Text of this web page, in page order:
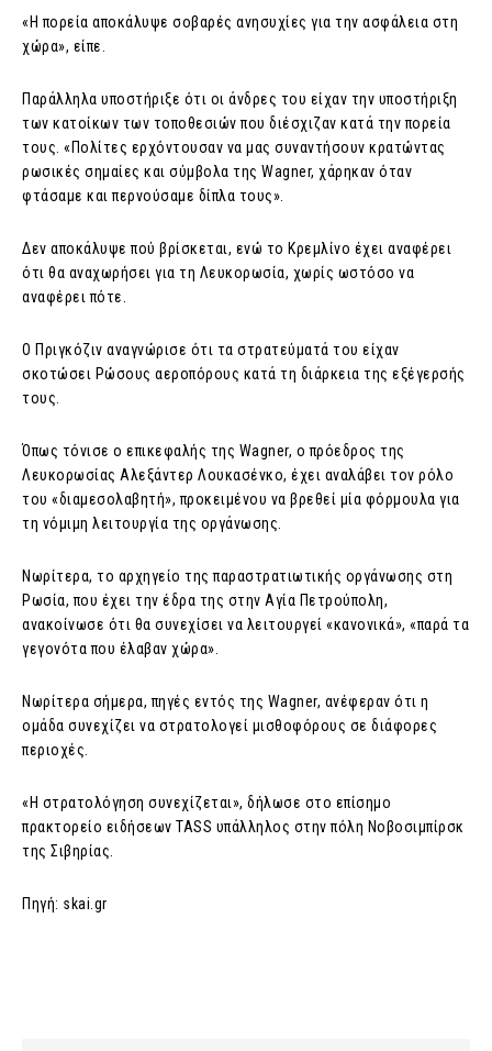
«Η πορεία αποκάλυψε σοβαρές ανησυχίες για την ασφάλεια στη
χώρα», είπε.
Παράλληλα υποστήριξε ότι οι άνδρες του είχαν την υποστήριξη
των κατοίκων των τοποθεσιών που διέσχιζαν κατά την πορεία
τους. «Πολίτες ερχόντουσαν να μας συναντήσουν κρατώντας
ρωσικές σημαίες και σύμβολα της Wagner, χάρηκαν όταν
φτάσαμε και περνούσαμε δίπλα τους».
Δεν αποκάλυψε πού βρίσκεται, ενώ το Κρεμλίνο έχει αναφέρει
ότι θα αναχωρήσει για τη Λευκορωσία, χωρίς ωστόσο να
αναφέρει πότε.
Ο Πριγκόζιν αναγνώρισε ότι τα στρατεύματά του είχαν
σκοτώσει Ρώσους αεροπόρους κατά τη διάρκεια της εξέγερσής
τους.
Όπως τόνισε ο επικεφαλής της Wagner, ο πρόεδρος της
Λευκορωσίας Αλεξάντερ Λουκασένκο, έχει αναλάβει τον ρόλο
του «διαμεσολαβητή», προκειμένου να βρεθεί μία φόρμουλα για
τη νόμιμη λειτουργία της οργάνωσης.
Νωρίτερα, το αρχηγείο της παραστρατιωτικής οργάνωσης στη
Ρωσία, που έχει την έδρα της στην Αγία Πετρούπολη,
ανακοίνωσε ότι θα συνεχίσει να λειτουργεί «κανονικά», «παρά τα
γεγονότα που έλαβαν χώρα».
Νωρίτερα σήμερα, πηγές εντός της Wagner, ανέφεραν ότι η
ομάδα συνεχίζει να στρατολογεί μισθοφόρους σε διάφορες
περιοχές.
«Η στρατολόγηση συνεχίζεται», δήλωσε στο επίσημο
πρακτορείο ειδήσεων TASS υπάλληλος στην πόλη Νοβοσιμπίρσκ
της Σιβηρίας.
Πηγή: skai.gr